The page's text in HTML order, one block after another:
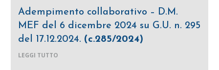
Adempimento collaborativo – D.M.
MEF del 6 dicembre 2024 su G.U. n. 295
del 17.12.2024. (c.285/2024)
LEGGI TUTTO